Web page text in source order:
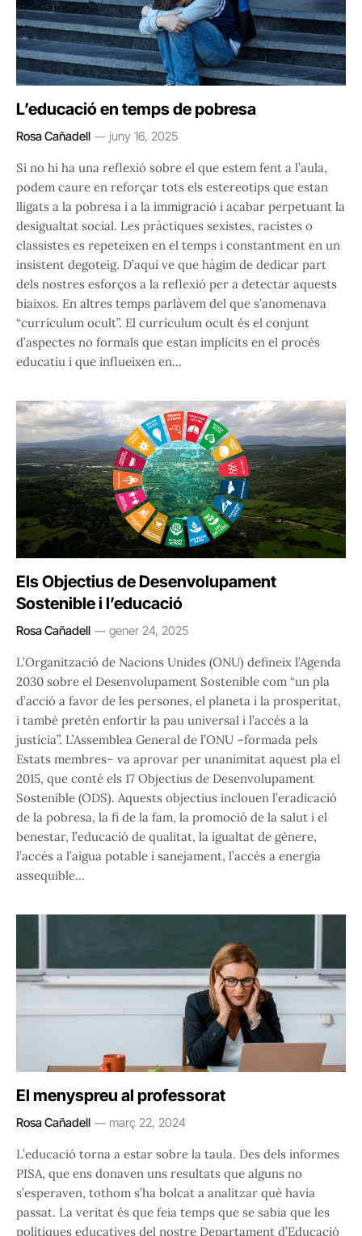
L’educació en temps de pobresa
Rosa Cañadell juny 16, 2025
Si no hi ha una reflexió sobre el que estem fent a l’aula,
podem caure en reforçar tots els estereotips que estan
lligats a la pobresa i a la immigració i acabar perpetuant la
desigualtat social. Les pràctiques sexistes, racistes o
classistes es repeteixen en el temps i constantment en un
insistent degoteig. D’aquí ve que hàgim de dedicar part
dels nostres esforços a la reflexió per a detectar aquests
biaixos. En altres temps parlàvem del que s’anomenava
“currículum ocult”. El currículum ocult és el conjunt
d’aspectes no formals que estan implícits en el procés
educatiu i que influeixen en…
Els Objectius de Desenvolupament
Sostenible i l’educació
Rosa Cañadell gener 24, 2025
L’Organització de Nacions Unides (ONU) defineix l’Agenda
2030 sobre el Desenvolupament Sostenible com “un pla
d’acció a favor de les persones, el planeta i la prosperitat,
i també pretén enfortir la pau universal i l’accés a la
justícia”. L’Assemblea General de l’ONU –formada pels
Estats membres– va aprovar per unanimitat aquest pla el
2015, que conté els 17 Objectius de Desenvolupament
Sostenible (ODS). Aquests objectius inclouen l’eradicació
de la pobresa, la fi de la fam, la promoció de la salut i el
benestar, l’educació de qualitat, la igualtat de gènere,
l’accés a l’aigua potable i sanejament, l’accés a energia
assequible…
El menyspreu al professorat
Rosa Cañadell març 22, 2024
L’educació torna a estar sobre la taula. Des dels informes
PISA, que ens donaven uns resultats que alguns no
s’esperaven, tothom s’ha bolcat a analitzar què havia
passat. La veritat és que feia temps que se sabia que les
polítiques educatives del nostre Departament d’Educació